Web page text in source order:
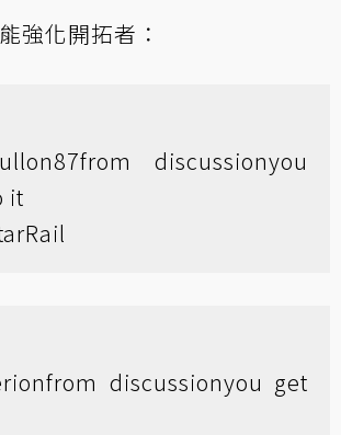
強化開拓者：
from discussionyou
it
from discussionyou get